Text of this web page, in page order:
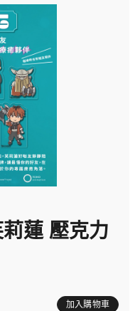
莉蓮 壓克力
加入購物車